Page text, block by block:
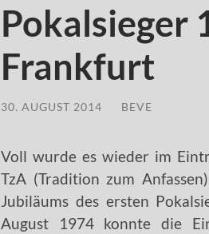
Pokalsieger
Frankfurt
30. AUGUST 2014 BEVE
Voll wurde es wieder im
TzA (Tradition zum
Jubiläums des ersten
August 1974 konnte die